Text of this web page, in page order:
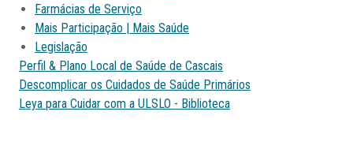
Farmácias de Serviço
Mais Participação | Mais Saúde
Legislação
Perfil & Plano Local de Saúde de Cascais
Descomplicar os Cuidados de Saúde Primários
Leya para Cuidar com a ULSLO - Biblioteca